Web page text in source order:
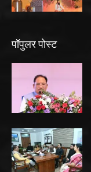
पॉपुलर पोस्ट